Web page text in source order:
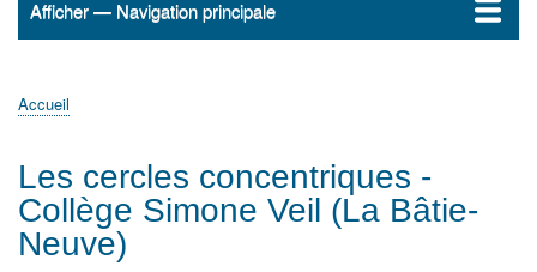
Navigation
Afficher — Navigation principale
Accueil
ActualitésMATh.en.JEANS ?
Régions et Ateliers
Créer, gérer un atelier
Sujets/Publications
Congrès
d'Ariane
Accueil
Les cercles concentriques -
Collège Simone Veil (La Bâtie-
Neuve)